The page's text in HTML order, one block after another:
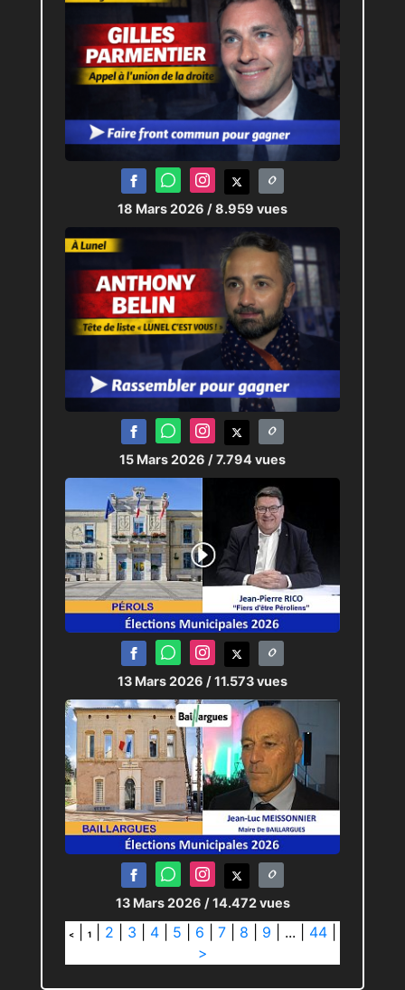
18 Mars 2026 / 8.959 vues
15 Mars 2026 / 7.794 vues
13 Mars 2026 / 11.573 vues
13 Mars 2026 / 14.472 vues
< 1 2 3 4 5 6 7 8 9 ... 44
>